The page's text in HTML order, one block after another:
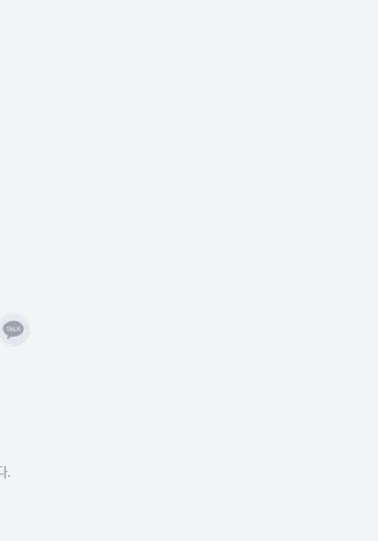
교·상담 서비스를 제공합니다.
보유해 서비스 품질을 지속적으로 고도화하고 있습니
담보대출 추천 알고리즘을 제공하는 특허 기술을 보유
천하는 AI 자동화 기술 특허로, 정확한 대출비교가 가능
류하고, 고객 상황에 맞는 상품을 찾아주는 AI 기반 대
.